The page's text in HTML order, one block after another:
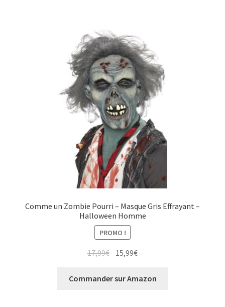
Comme un Zombie Pourri – Masque Gris Effrayant –
Halloween Homme
PROMO !
17,99€ Le
initial
15,99€Le
actuel
Commander sur Amazon